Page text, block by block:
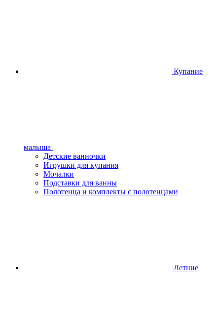
Купание
малыша
Детские ванночки
Игрушки для купания
Мочалки
Подставки для ванны
Полотенца и комплекты с полотенцами
Летние